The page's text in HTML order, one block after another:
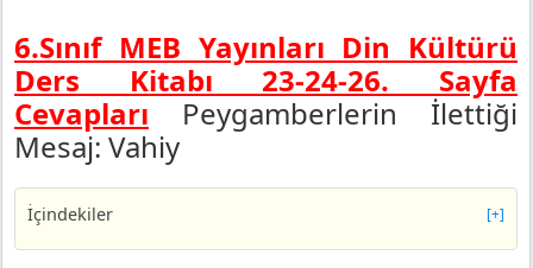
6.Sınıf MEB Yayınları Din Kültürü
Ders Kitabı 23-24-26. Sayfa
Cevapları Peygamberlerin İlettiği
Mesaj: Vahiy
İçindekiler [+]
6. Sınıf Din Kültürü Ders Kitabı Sayfa 23 Cevapları MEB